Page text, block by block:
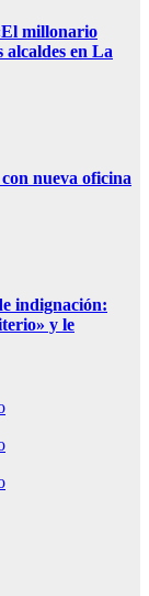
millonario
alcaldes en La
nueva oficina
indignación:
y le